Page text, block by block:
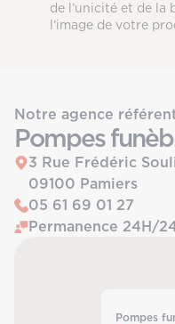
de l’unicité et de la
l’image de votre
Pompes
Notre agence
Pompes
3 Rue Frédéric
09100 Pamiers
05 61 69 01 27
Permanence 24H/